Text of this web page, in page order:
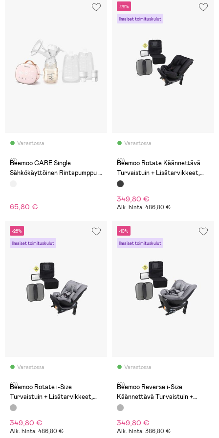
Varastossa
(2)
Beemoo CARE Single
Sähkökäyttöinen Rintapumppu +
65,80 €
-28%
Ilmaiset toimituskulut
Varastossa
(0)
Beemoo Rotate Käännettävä
Turvaistuin + Lisätarvikkeet,
Black Mesh
349,80 €
Aik. hinta: 486,80 €
-28%
Ilmaiset toimituskulut
Varastossa
(0)
Beemoo Rotate i-Size
Turvaistuin + Lisätarvikkeet,
Mineral Grey
349,80 €
Aik. hinta: 486,80 €
-10%
Ilmaiset toimituskulut
Varastossa
(0)
Beemoo Reverse i-Size
Käännettävä Turvaistuin +
Lisätarvikkeet, Mineral Grey
349,80 €
Aik. hinta: 386,80 €